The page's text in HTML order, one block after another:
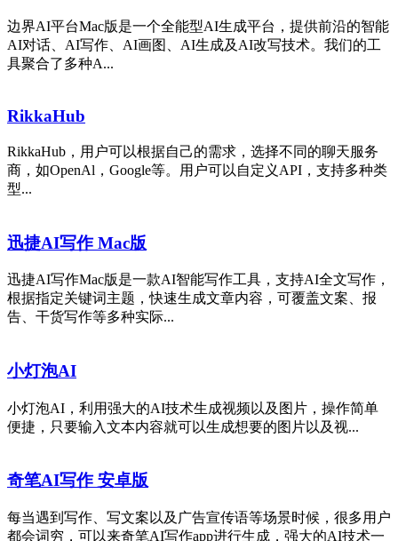
边界AI平台Mac版是一个全能型AI生成平台，提供前沿的智能
AI对话、AI写作、AI画图、AI生成及AI改写技术。我们的工
具聚合了多种A...
RikkaHub
RikkaHub，用户可以根据自己的需求，选择不同的聊天服务
商，如OpenAl，Google等。用户可以自定义API，支持多种类
型...
迅捷AI写作 Mac版
迅捷AI写作Mac版是一款AI智能写作工具，支持AI全文写作，
根据指定关键词主题，快速生成文章内容，可覆盖文案、报
告、干货写作等多种实际...
小灯泡AI
小灯泡AI，利用强大的AI技术生成视频以及图片，操作简单
便捷，只要输入文本内容就可以生成想要的图片以及视...
奇笔AI写作 安卓版
每当遇到写作、写文案以及广告宣传语等场景时候，很多用户
都会词穷，可以来奇笔AI写作app进行生成，强大的AI技术一